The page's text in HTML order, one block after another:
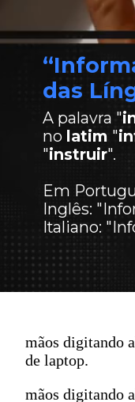
das
A palavra "
no latim "
"instruir".
Em
Inglês:
Italiano:
mãos digitando
de laptop.
mãos digitando